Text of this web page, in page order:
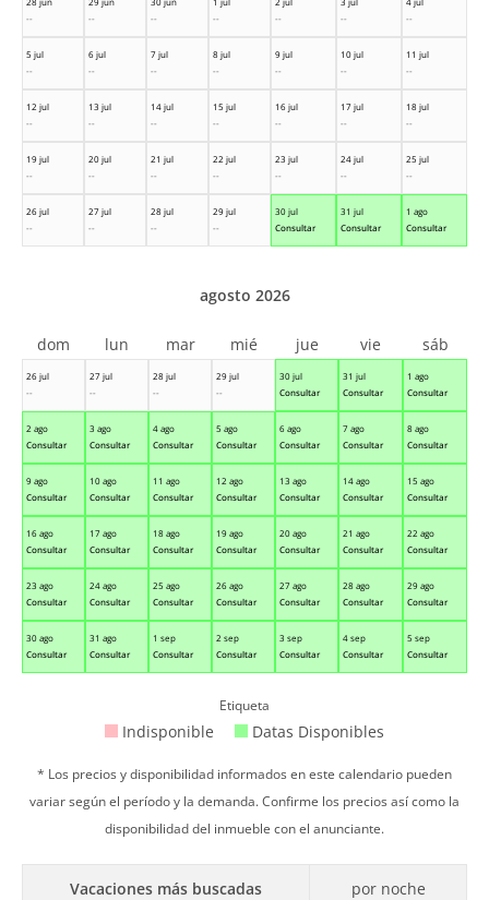
--
--
--
--
--
--
--
5 jul
--
6 jul
--
7 jul
--
8 jul
--
9 jul
--
10 jul
--
11 jul
--
12 jul
--
13 jul
--
14 jul
--
15 jul
--
16 jul
--
17 jul
--
18 jul
--
19 jul
--
20 jul
--
21 jul
--
22 jul
--
23 jul
--
24 jul
--
25 jul
--
26 jul
--
27 jul
--
28 jul
--
29 jul
--
30 jul
Consultar
31 jul
Consultar
1 ago
Consultar
26 jul
--
27 jul
--
28 jul
--
29 jul
--
30 jul
Consultar
31 jul
Consultar
1 ago
Consultar
2 ago
Consultar
3 ago
Consultar
4 ago
Consultar
5 ago
Consultar
6 ago
Consultar
7 ago
Consultar
8 ago
Consultar
9 ago
Consultar
10 ago
Consultar
11 ago
Consultar
12 ago
Consultar
13 ago
Consultar
14 ago
Consultar
15 ago
Consultar
16 ago
Consultar
17 ago
Consultar
18 ago
Consultar
19 ago
Consultar
20 ago
Consultar
21 ago
Consultar
22 ago
Consultar
23 ago
Consultar
24 ago
Consultar
25 ago
Consultar
26 ago
Consultar
27 ago
Consultar
28 ago
Consultar
29 ago
Consultar
30 ago
Consultar
31 ago
Consultar
1 sep
Consultar
2 sep
Consultar
3 sep
Consultar
4 sep
Consultar
5 sep
Consultar
agosto 2026
dom lun mar mié jue vie sáb
Etiqueta
Indisponible Datas Disponibles
* Los precios y disponibilidad informados en este calendario pueden
variar según el período y la demanda. Confirme los precios así como la
disponibilidad del inmueble con el anunciante.
Vacaciones más buscadas por noche